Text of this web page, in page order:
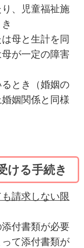
、児童福祉施
母と生計を同
が一定の障害
とき（婚姻の
姻関係と同様
ける手続き
請求しない限
付書類が必要
て添付書類が